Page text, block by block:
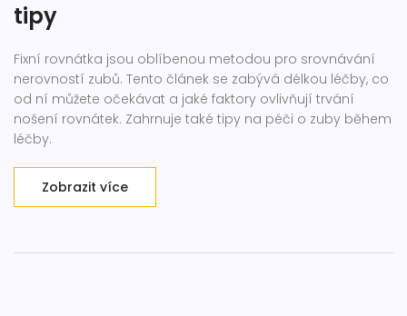
tipy
Fixní rovnátka jsou oblíbenou metodou pro srovnávání
nerovností zubů. Tento článek se zabývá délkou léčby, co
od ní můžete očekávat a jaké faktory ovlivňují trvání
nošení rovnátek. Zahrnuje také tipy na péči o zuby během
léčby.
Zobrazit více